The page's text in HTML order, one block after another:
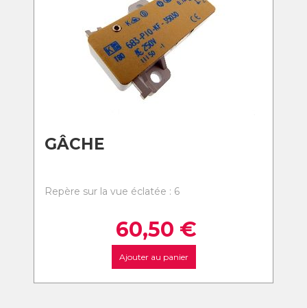
GÂCHE
Repère sur la vue éclatée : 6
60,50 €
Ajouter au panier